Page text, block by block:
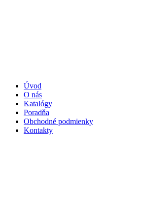
Úvod
O nás
Katalógy
Poradňa
Obchodné podmienky
Kontakty